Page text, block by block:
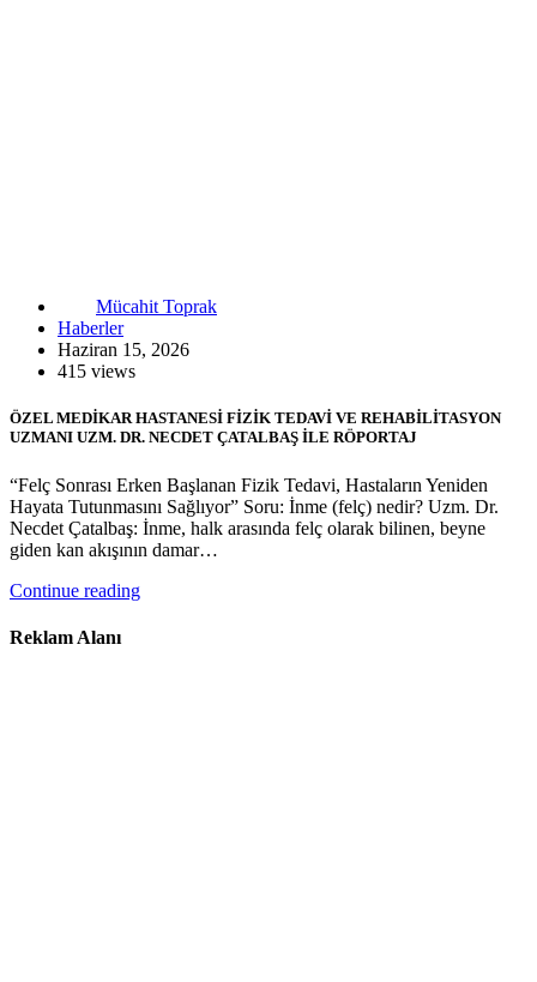
Mücahit Toprak
Haberler
Haziran 15, 2026
415 views
ÖZEL MEDİKAR HASTANESİ FİZİK TEDAVİ VE REHABİLİTASYON
UZMANI UZM. DR. NECDET ÇATALBAŞ İLE RÖPORTAJ
“Felç Sonrası Erken Başlanan Fizik Tedavi, Hastaların Yeniden
Hayata Tutunmasını Sağlıyor” Soru: İnme (felç) nedir? Uzm. Dr.
Necdet Çatalbaş: İnme, halk arasında felç olarak bilinen, beyne
giden kan akışının damar…
Continue reading
Reklam Alanı